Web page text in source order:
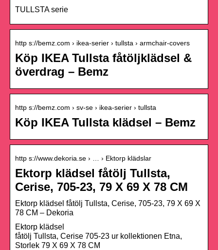
TULLSTA serie
http s://bemz.com › ikea-serier › tullsta › armchair-covers
Köp IKEA Tullsta fåtöljklädsel &
överdrag – Bemz
http s://bemz.com › sv-se › ikea-serier › tullsta
Köp IKEA Tullsta klädsel – Bemz
http s://www.dekoria.se › … › Ektorp klädslar
Ektorp klädsel fåtölj Tullsta,
Cerise, 705-23, 79 X 69 X 78 CM
Ektorp klädsel fåtölj Tullsta, Cerise, 705-23, 79 X 69 X
78 CM – Dekoria
Ektorp klädsel
fåtölj Tullsta, Cerise 705-23 ur kollektionen Etna,
Storlek 79 X 69 X 78 CM